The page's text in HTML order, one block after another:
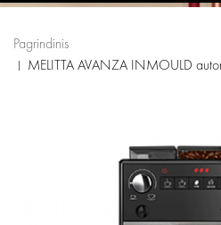
Pagrindinis
MELITTA AVANZA INMOULD